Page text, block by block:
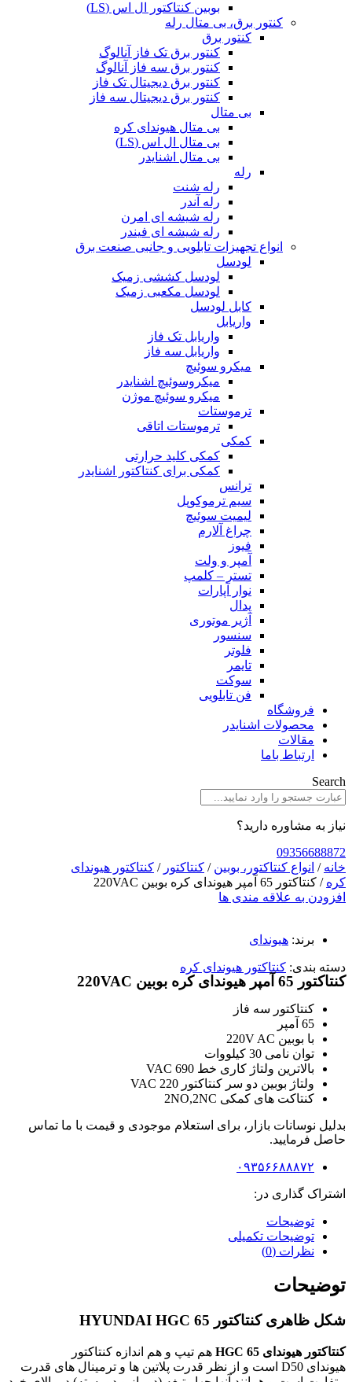
بوبین کنتاکتور ال اس (LS)
کنتور برق، بی متال رله
کنتور برق
کنتور برق تک فاز آنالوگ
کنتور برق سه فاز آنالوگ
کنتور برق دیجیتال تک فاز
کنتور برق دیجیتال سه فاز
بی متال
بی متال هیوندای کره
بی متال ال اس (LS)
بی متال اشنایدر
رله
رله شنت
رله آندر
رله شیشه ای امرن
رله شیشه ای فیندر
انواع تجهیزات تابلویی و جانبی صنعت برق
لودسل
لودسل کششی زمیک
لودسل مکعبی زمیک
کابل لودسل
واریابل
واریابل تک فاز
واریابل سه فاز
میکرو سوئیچ
میکروسوئیچ اشنایدر
میکرو سوئیچ موژن
ترموستات
ترموستات اتاقی
کمکی
کمکی کلید حرارتی
کمکی برای کنتاکتور اشنایدر
ترانس
سیم ترموکوپل
لیمیت سوئیچ
چراغ آلارم
فیوز
آمپر و ولت
تستر – کلمپ
نوار آپارات
پدال
آژیر موتوری
سنسور
فلوتر
تایمر
سوکت
فن تابلویی
فروشگاه
محصولات اشنایدر
مقالات
ارتباط باما
Search
نیاز به مشاوره دارید؟
09356688872
خانه / انواع کنتاکتور، بوبین / کنتاکتور / کنتاکتور هیوندای
کره / کنتاکتور 65 آمپر هیوندای کره بوبین 220VAC
افزودن به علاقه مندی ها
برند: هیوندای
دسته بندی: کنتاکتور هیوندای کره
کنتاکتور 65 آمپر هیوندای کره بوبین 220VAC
کنتاکتور سه فاز
65 آمپر
با بوبین 220V AC
توان نامی 30 کیلووات
بالاترین ولتاژ کاری خط 690 VAC
ولتاژ بوبین دو سر کنتاکتور 220 VAC
کنتاکت های کمکی 2NO,2NC
بدلیل نوسانات بازار، برای استعلام موجودی و قیمت با ما تماس
حاصل فرمایید.
۰۹۳۵۶۶۸۸۸۷۲
اشتراک گذاری در:
توضیحات
توضیحات تکمیلی
نظرات (0)
توضیحات
شکل ظاهری کنتاکتور HGC 65
HYUNDAI
کنتاکتور هیوندای HGC 65 هم تیپ و هم اندازه کنتاکتور
هیوندای D50 است و از نظر قدرت پلاتین ها و ترمینال های قدرت